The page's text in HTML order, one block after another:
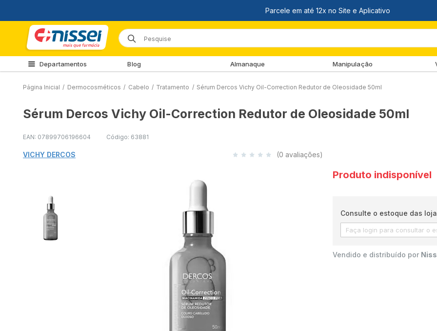
Departamentos Blog Almanaque Manipulação
Página Inicial / Dermocosméticos / Cabelo / Tratamento / Sérum Dercos Vichy Oil-Correction Redutor de Oleosidade 50ml
Sérum Dercos Vichy Oil-Correction Redutor de Oleosidade 50ml
EAN: 07899706196604 Código: 63881
VICHY DERCOS (0 avaliações)
Produto indisponível
Consulte o estoque das
Vendido e distribuído por